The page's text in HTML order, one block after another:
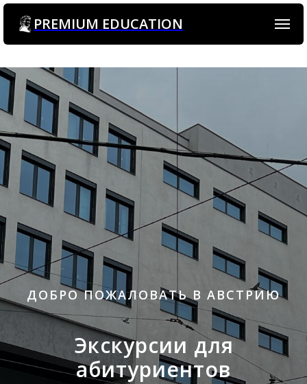
PREMIUM EDUCATION
ДОБРО ПОЖАЛОВАТЬ В АВСТРИЮ
Экскурсии для
абитуриентов